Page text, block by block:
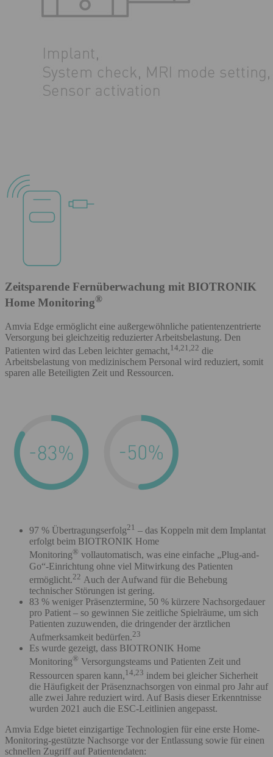
Zeitsparende Fernüberwachung mit BIOTRONIK
Home Monitoring®
Amvia Edge ermöglicht eine außergewöhnliche patientenzentrierte
Versorgung bei gleichzeitig reduzierter Arbeitsbelastung. Den
Patienten wird das Leben leichter gemacht,14,21,22 die
Arbeitsbelastung von medizinischem Personal wird reduziert, somit
sparen alle Beteiligten Zeit und Ressourcen.
97 % Übertragungserfolg21 – das Koppeln mit dem Implantat
erfolgt beim BIOTRONIK Home
Monitoring® vollautomatisch, was eine einfache „Plug-and-
Go“-Einrichtung ohne viel Mitwirkung des Patienten
ermöglicht.22 Auch der Aufwand für die Behebung
technischer Störungen ist gering.
83 % weniger Präsenztermine, 50 % kürzere Nachsorgedauer
pro Patient – so gewinnen Sie zeitliche Spielräume, um sich
Patienten zuzuwenden, die dringender der ärztlichen
Aufmerksamkeit bedürfen.23
Es wurde gezeigt, dass BIOTRONIK Home
Monitoring® Versorgungsteams und Patienten Zeit und
Ressourcen sparen kann,14,23 indem bei gleicher Sicherheit
die Häufigkeit der Präsenznachsorgen von einmal pro Jahr auf
alle zwei Jahre reduziert wird. Auf Basis dieser Erkenntnisse
wurden 2021 auch die ESC-Leitlinien angepasst.
Amvia Edge bietet einzigartige Technologien für eine erste Home-
Monitoring-gestützte Nachsorge vor der Entlassung sowie für einen
schnellen Zugriff auf Patientendaten: